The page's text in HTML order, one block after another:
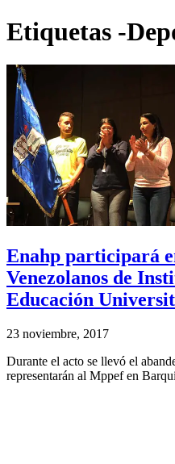
Etiquetas -
Enahp participará
Venezolanos de
Educación
23 noviembre, 2017
Durante el acto se llevó el
representarán al Mppef en